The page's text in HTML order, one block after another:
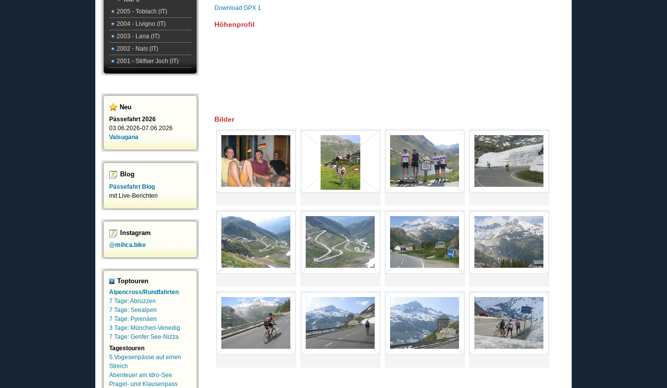
2005 - Toblach (IT)
2004 - Livigno (IT)
2003 - Lana (IT)
2002 - Nals (IT)
2001 - Stilfser Joch (IT)
Neu
Pässefahrt 2026
03.06.2026-07.06.2026
Valsugana
Blog
Pässefahrt Blog
mit Live-Berichten
Instagram
@mihca.bike
Toptouren
Alpencross/Rundfahrten
7 Tage: Abruzzen
7 Tage: Seealpen
7 Tage: Pyrenäen
3 Tage: München-Venedig
7 Tage: Genfer See-Nizza
Tagestouren
5 Vogesenpässe auf einen
Streich
Abenteuer am Idro-See
Pragel- und Klausenpass
Download GPX 1
Höhenprofil
Bilder